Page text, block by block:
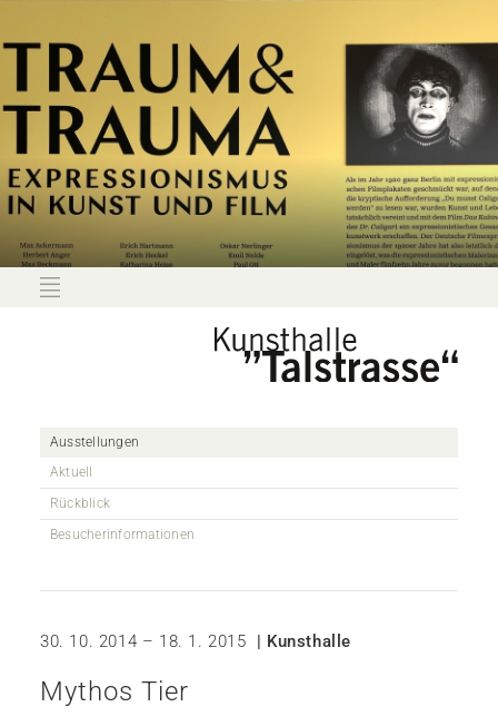
Ausstellungen
Aktuell
Rückblick
Besucherinformationen
30. 10. 2014 – 18. 1. 2015 | Kunsthalle
Mythos Tier